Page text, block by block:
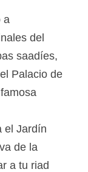
a
del
saadíes,
Palacio de
el Jardín
de la
a tu riad